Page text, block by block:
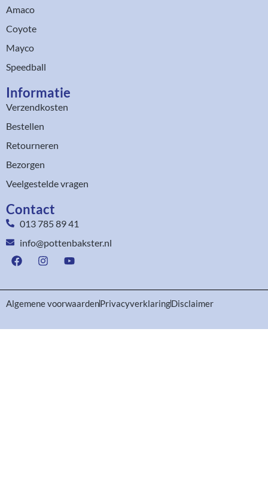
Amaco
Coyote
Mayco
Speedball
Informatie
Verzendkosten
Bestellen
Retourneren
Bezorgen
Veelgestelde vragen
Contact
013 785 89 41
info@pottenbakster.nl
Algemene voorwaardenPrivacyverklaringDisclaimer